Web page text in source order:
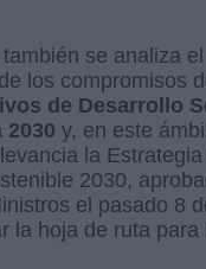
se analiza el
los compromisos
de Desarrollo
2030 y, en este
la Estrategia
2030,
el pasado 8
la hoja de ruta para